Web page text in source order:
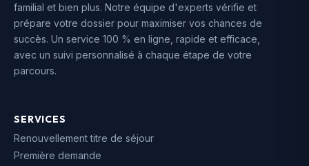
familial et bien plus. Notre équipe d'experts vérifie et
prépare votre dossier pour maximiser vos chances de
succès. Un service 100 % en ligne, rapide et efficace,
avec un suivi personnalisé à chaque étape de votre
parcours.
SERVICES
Renouvellement titre de séjour
Première demande